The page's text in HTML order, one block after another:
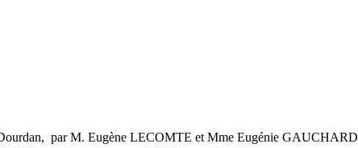
par M. Eugène LECOMTE et Mme Eugénie GAUCHARD